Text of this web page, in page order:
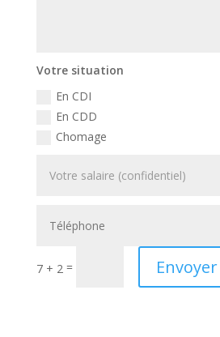
Votre situation
En CDI
En CDD
Chomage
7 + 2 = Envoyer